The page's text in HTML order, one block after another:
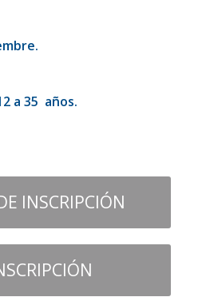
a 35 años.
INSCRIPCIÓN